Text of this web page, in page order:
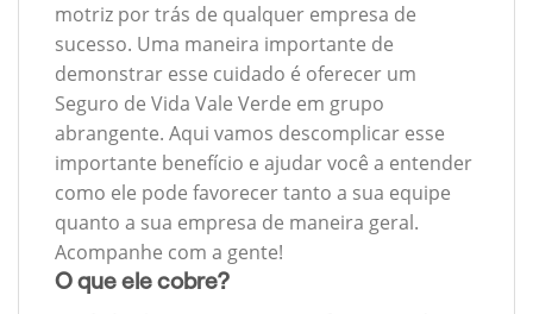
motriz por trás de qualquer empresa de
sucesso. Uma maneira importante de
demonstrar esse cuidado é oferecer um
Seguro de Vida Vale Verde em grupo
abrangente. Aqui vamos descomplicar esse
importante benefício e ajudar você a entender
como ele pode favorecer tanto a sua equipe
quanto a sua empresa de maneira geral.
Acompanhe com a gente!
O que ele cobre?